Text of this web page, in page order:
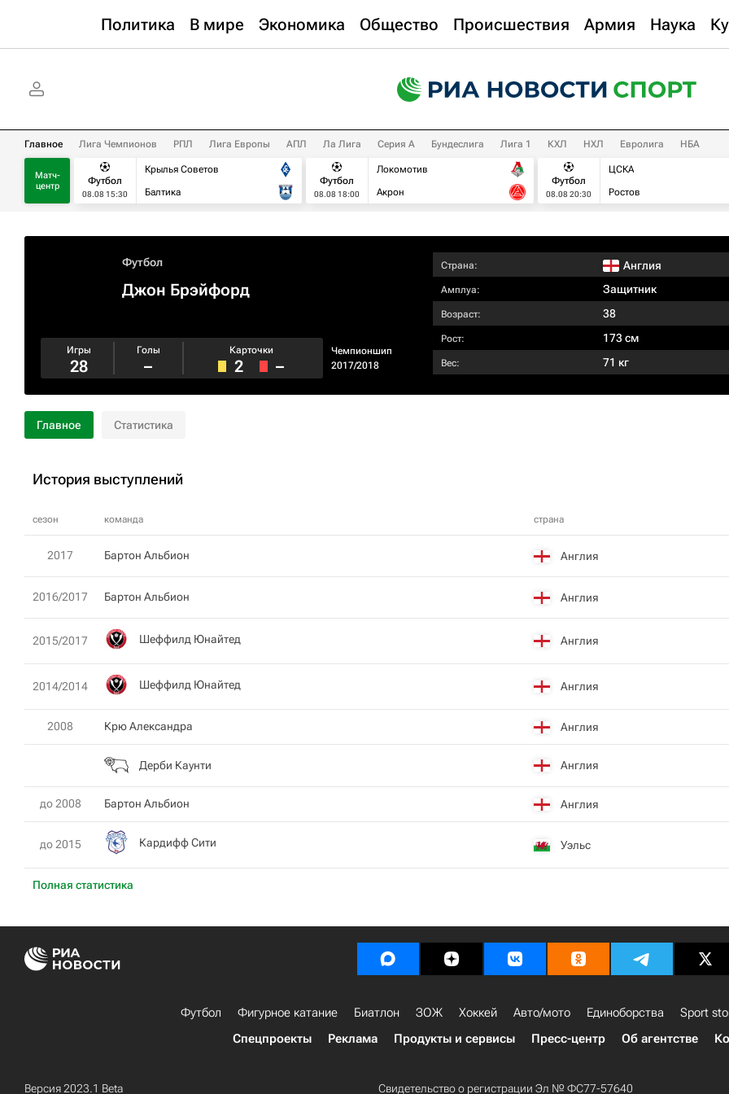
Политика В мире Экономика Общество Происшествия Армия Наука
Главное Лига Чемпионов РПЛ Лига Европы АПЛ Ла Лига Серия А Бундеслига Лига 1 КХЛ НХЛ Евролига НБА
Матч-
центр
Футбол
08.08 15:30
Крылья Советов
Балтика
Футбол
08.08 18:00
Локомотив
Акрон
Футбол
08.08 20:30
ЦСКА
Ростов
Футбол
Джон Брэйфорд
Чемпионшип
2017/2018
Игры
28
Голы
–
Карточки
2 –
Страна: Англия
Амплуа: Защитник
Возраст: 38
Рост: 173 см
Вес: 71 кг
Главное Статистика
История выступлений
сезон команда страна
Полная статистика
2017 Бартон Альбион Англия
2016/2017 Бартон Альбион Англия
2015/2017 Шеффилд Юнайтед Англия
2014/2014 Шеффилд Юнайтед Англия
2008 Крю Александра Англия
Дерби Каунти Англия
до 2008 Бартон Альбион Англия
до 2015 Кардифф Сити Уэльс
Футбол Фигурное катание Биатлон ЗОЖ Хоккей Авто/мото Единоборства Sport
Спецпроекты
Реклама Продукты и сервисы Пресс-центр Об агентстве
Версия 2023.1 Beta Свидетельство о регистрации Эл № ФС77-57640